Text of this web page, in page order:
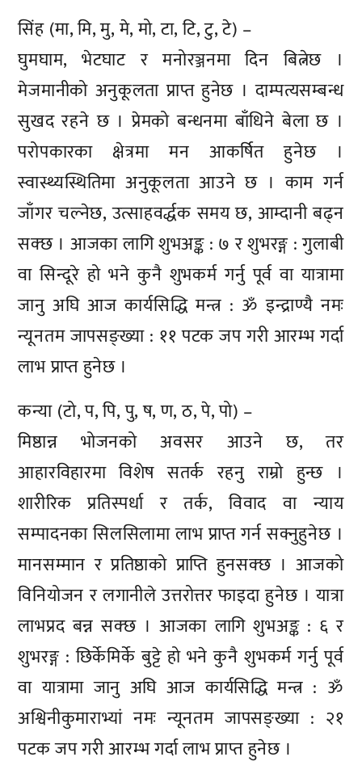
सिंह (मा, मि, मु, मे, मो, टा, टि, टु, टे) –
घुमघाम, भेटघाट र मनोरञ्जनमा दिन बित्नेछ ।
मेजमानीको अनुकूलता प्राप्त हुनेछ । दाम्पत्यसम्बन्ध
सुखद रहने छ । प्रेमको बन्धनमा बाँधिने बेला छ ।
परोपकारका क्षेत्रमा मन आकर्षित हुनेछ ।
स्वास्थ्यस्थितिमा अनुकूलता आउने छ । काम गर्न
जाँगर चल्नेछ, उत्साहवर्द्धक समय छ, आम्दानी बढ्न
सक्छ । आजका लागि शुभअङ्क : ७ र शुभरङ्ग : गुलाबी
वा सिन्दूरे हो भने कुनै शुभकर्म गर्नु पूर्व वा यात्रामा
जानु अघि आज कार्यसिद्धि मन्त्र : ॐ इन्द्राण्यै नमः
न्यूनतम जापसङ्ख्या : ११ पटक जप गरी आरम्भ गर्दा
लाभ प्राप्त हुनेछ ।
कन्या (टो, प, पि, पु, ष, ण, ठ, पे, पो) –
मिष्ठान्न भोजनको अवसर आउने छ, तर
आहारविहारमा विशेष सतर्क रहनु राम्रो हुन्छ ।
शारीरिक प्रतिस्पर्धा र तर्क, विवाद वा न्याय
सम्पादनका सिलसिलामा लाभ प्राप्त गर्न सक्नुहुनेछ ।
मानसम्मान र प्रतिष्ठाको प्राप्ति हुनसक्छ । आजको
विनियोजन र लगानीले उत्तरोत्तर फाइदा हुनेछ । यात्रा
लाभप्रद बन्न सक्छ । आजका लागि शुभअङ्क : ६ र
शुभरङ्ग : छिर्केमिर्के बुट्टे हो भने कुनै शुभकर्म गर्नु पूर्व
वा यात्रामा जानु अघि आज कार्यसिद्धि मन्त्र : ॐ
अश्विनीकुमाराभ्यां नमः न्यूनतम जापसङ्ख्या : २१
पटक जप गरी आरम्भ गर्दा लाभ प्राप्त हुनेछ ।